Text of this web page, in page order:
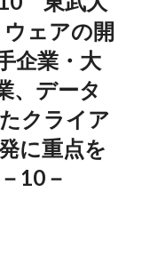
ェアの開
企業・大
、データ
クライア
に重点を
10－